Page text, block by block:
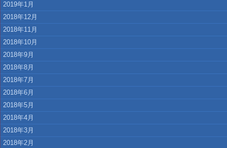
2019年1月
2018年12月
2018年11月
2018年10月
2018年9月
2018年8月
2018年7月
2018年6月
2018年5月
2018年4月
2018年3月
2018年2月